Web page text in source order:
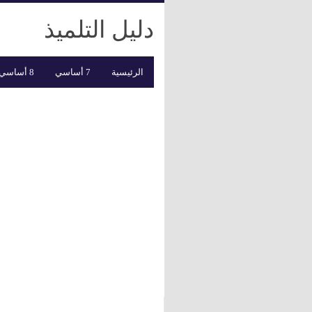
دليل التلميذ
الرئيسية 7 أساسي 8 أساسي